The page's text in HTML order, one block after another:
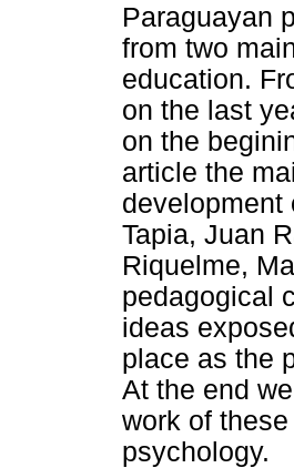
Paraguayan
from two
education.
on the last
on the
article the
development
Tapia, Juan
Riquelme,
pedagogical
ideas
place as the
At the end
work of
psychology.